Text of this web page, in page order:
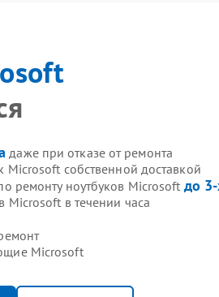
даже при отказе от ремонта
Microsoft собственной доставкой
ремонту ноутбуков Microsoft до
Microsoft в течении часа
Microsoft